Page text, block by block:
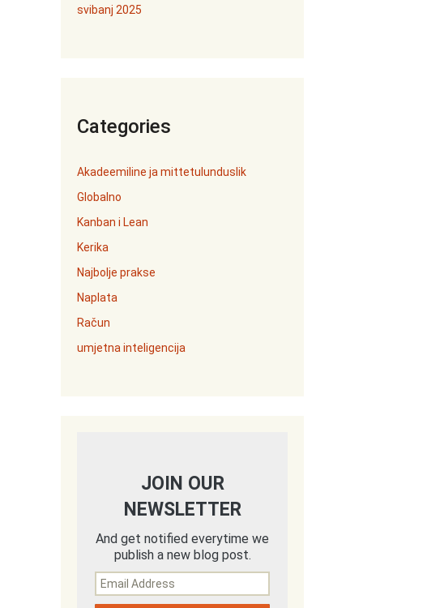
svibanj 2025
Categories
Akadeemiline ja mittetulunduslik
Globalno
Kanban i Lean
Kerika
Najbolje prakse
Naplata
Račun
umjetna inteligencija
JOIN OUR
NEWSLETTER
And get notified everytime we
publish a new blog post.